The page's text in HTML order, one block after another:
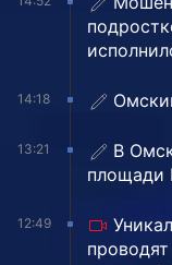
14:18
13:21
В
площади
12:49